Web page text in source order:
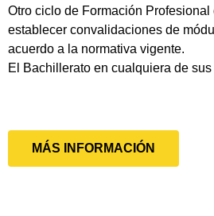
Otro ciclo de Formación
establecer convalidaciones de
acuerdo a la normativa vigente.
El Bachillerato en cualquiera de
MÁS INFORMACIÓN